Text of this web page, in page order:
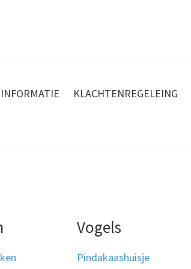
INFORMATIE KLACHTENREGELEING
Vogels
Pindakaashuisje